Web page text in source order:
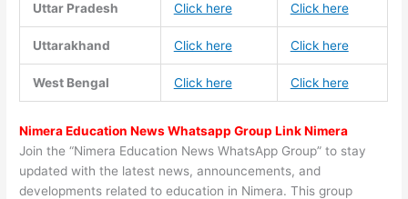
Uttar Pradesh Click here Click here
Uttarakhand Click here Click here
West Bengal Click here Click here
Nimera Education News Whatsapp Group Link Nimera
Join the “Nimera Education News WhatsApp Group” to stay
updated with the latest news, announcements, and
developments related to education in Nimera. This group